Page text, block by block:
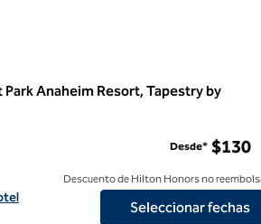
Park Anaheim Resort, Tapestry by
SunCoast Park Hotel Anaheim Resort,
Desde* $130
Descuento de Hilton Honors no
Seleccionar fechas